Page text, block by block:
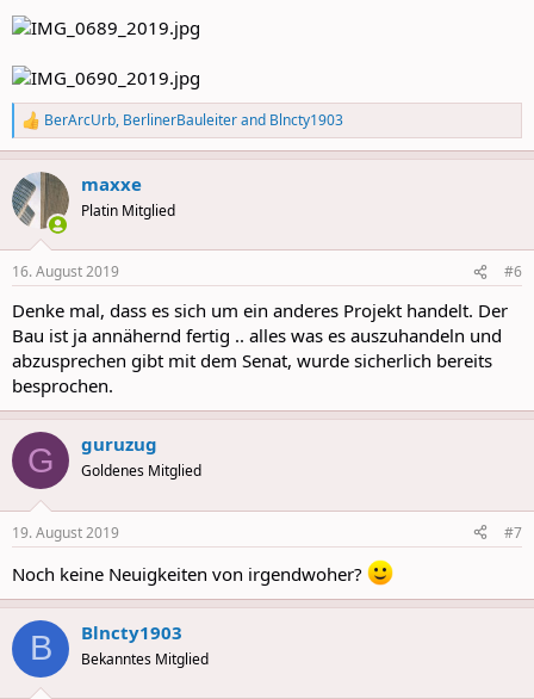
R
e
a
c
t
i
s
BerArcUrb, BerlinerBauleiterand Blncty1903
maxxe
Platin Mitglied
16. August 2019 #6
Denke mal, dass es sich um ein anderes Projekt handelt. Der
Bau ist ja annähernd fertig .. alles was es auszuhandeln und
abzusprechen gibt mit dem Senat, wurde sicherlich bereits
besprochen.
G guruzug
Goldenes Mitglied
19. August 2019 #7
Noch keine Neuigkeiten von irgendwoher?
B Blncty1903
Bekanntes Mitglied